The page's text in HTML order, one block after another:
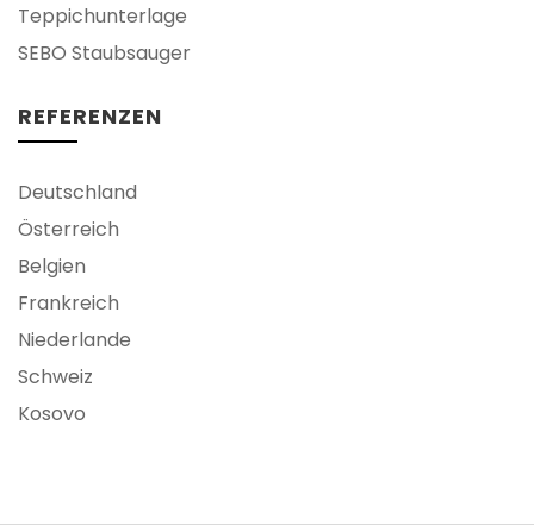
Teppichunterlage
SEBO Staubsauger
REFERENZEN
Deutschland
Österreich
Belgien
Frankreich
Niederlande
Schweiz
Kosovo